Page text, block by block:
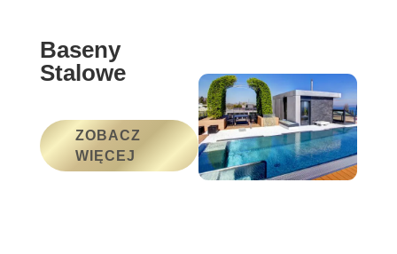
Baseny
Stalowe
ZOBACZ
WIĘCEJ